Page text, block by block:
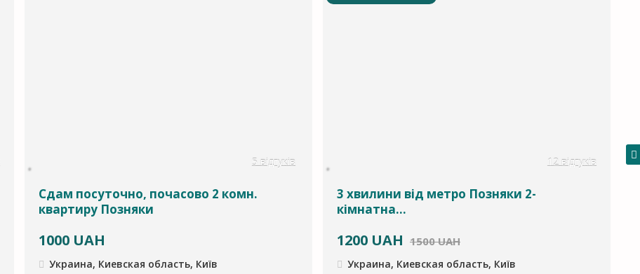
5 відгуків
Сдам посуточно, почасово 2 комн.
квартиру Позняки
1000 UAH
Украина, Киевская область, Київ
12 відгуків
3 хвилини від метро Позняки 2-
кімнатна...
1200 UAH 1500 UAH
Украина, Киевская область, Київ